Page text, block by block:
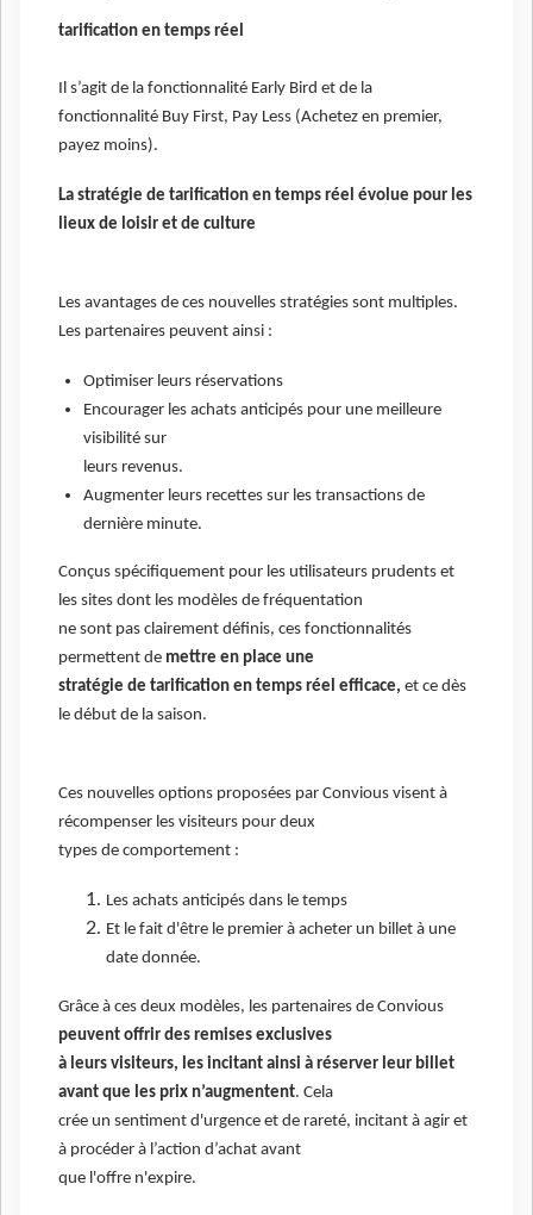
tarification en temps réel
Il s’agit de la fonctionnalité Early Bird et de la
fonctionnalité Buy First, Pay Less (Achetez en premier,
payez moins).
La stratégie de tarification en temps réel évolue pour les
lieux de loisir et de culture
Les avantages de ces nouvelles stratégies sont multiples.
Les partenaires peuvent ainsi :
Optimiser leurs réservations
Encourager les achats anticipés pour une meilleure
visibilité sur
leurs revenus.
Augmenter leurs recettes sur les transactions de
dernière minute.
Conçus spécifiquement pour les utilisateurs prudents et
les sites dont les modèles de fréquentation
ne sont pas clairement définis, ces fonctionnalités
permettent de mettre en place une
stratégie de tarification en temps réel efficace, et ce dès
le début de la saison.
Ces nouvelles options proposées par Convious visent à
récompenser les visiteurs pour deux
types de comportement :
Les achats anticipés dans le temps
Et le fait d'être le premier à acheter un billet à une
date donnée.
Grâce à ces deux modèles, les partenaires de Convious
peuvent offrir des remises exclusives
à leurs visiteurs, les incitant ainsi à réserver leur billet
avant que les prix n’augmentent. Cela
crée un sentiment d'urgence et de rareté, incitant à agir et
à procéder à l’action d’achat avant
que l'offre n'expire.